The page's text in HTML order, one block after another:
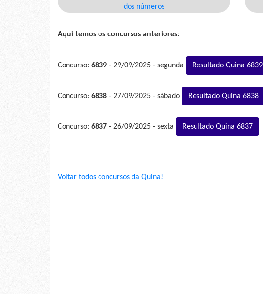
dos números
Aqui temos os concursos anteriores:
Concurso: 6839 - 29/09/2025 - segunda Resultado Quina 6839
Concurso: 6838 - 27/09/2025 - sábado Resultado Quina 6838
Concurso: 6837 - 26/09/2025 - sexta Resultado Quina 6837
Voltar todos concursos da Quina!